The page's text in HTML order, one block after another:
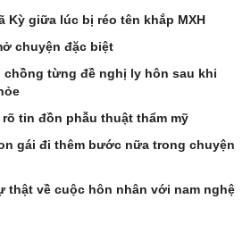
Kỳ giữa lúc bị réo tên khắp MXH
chuyện đặc biệt
chồng từng đề nghị ly hôn sau khi
tin đồn phẫu thuật thẩm mỹ
gái đi thêm bước nữa trong chuyện
thật về cuộc hôn nhân với nam nghệ